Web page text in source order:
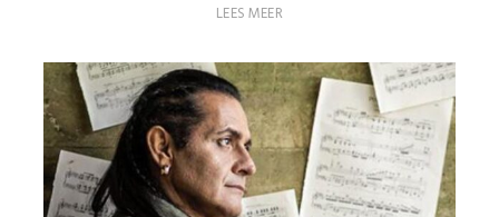
LEES MEER